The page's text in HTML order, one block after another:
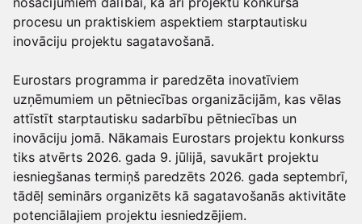
procesu un praktiskiem aspektiem starptautisku
inovāciju projektu sagatavošanā.
Eurostars programma ir paredzēta inovatīviem
uzņēmumiem un pētniecības organizācijām, kas vēlas
attīstīt starptautisku sadarbību pētniecības un
inovāciju jomā. Nākamais Eurostars projektu konkurss
tiks atvērts 2026. gada 9. jūlijā, savukārt projektu
iesniegšanas termiņš paredzēts 2026. gada septembrī,
tādēļ seminārs organizēts kā sagatavošanās aktivitāte
potenciālajiem projektu iesniedzējiem.